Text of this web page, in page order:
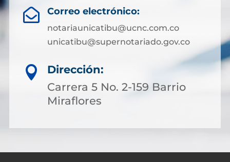
 Correo electrónico:
notariaunicatibu@ucnc.com.co
unicatibu@supernotariado.gov.co

Dirección:
Carrera 5 No. 2-159 Barrio
Miraflores